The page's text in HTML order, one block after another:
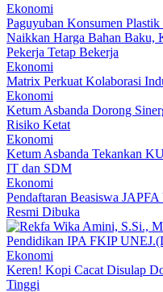
Ekonomi
Paguyuban Konsumen
Naikkan Harga Bahan Baku,
Pekerja Tetap Bekerja
Ekonomi
Matrix Perkuat Kolaborasi
Ekonomi
Ketum Asbanda Dorong
Risiko Ketat
Ekonomi
Ketum Asbanda Tekankan
IT dan SDM
Ekonomi
Pendaftaran Beasiswa
Resmi Dibuka
Ekonomi
Keren! Kopi Cacat Disulap
Tinggi